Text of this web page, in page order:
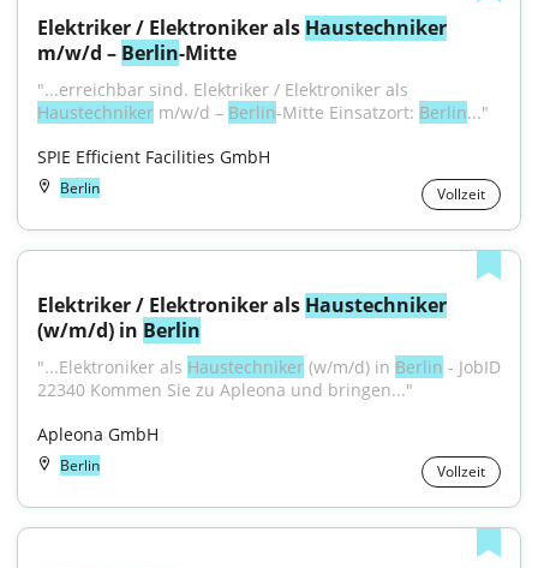
Elektriker / Elektroniker als Haustechniker
m/w/d – Berlin-Mitte
Haustechniker m/w/d – Berlin-Mitte Einsatzort: Berlin..."
SPIE Efficient Facilities GmbH
Berlin Vollzeit
Elektriker / Elektroniker als Haustechniker
(w/m/d) in Berlin
"...Elektroniker als Haustechniker (w/m/d) in Berlin - JobID
22340 Kommen Sie zu Apleona und bringen..."
Apleona GmbH
Berlin Vollzeit